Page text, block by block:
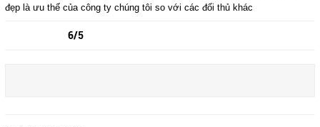
đẹp là ưu thế của công ty chúng tôi so với các đối thủ khác
6/5